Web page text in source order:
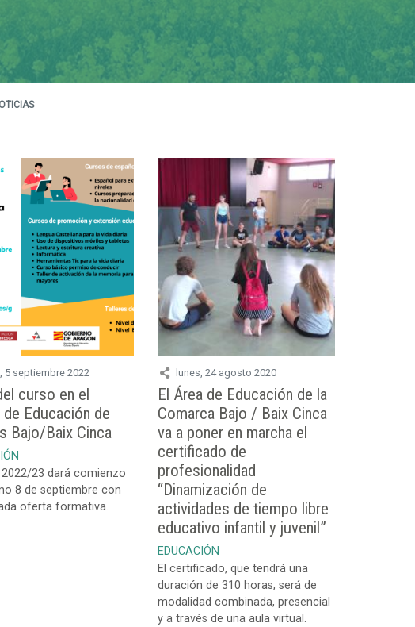
5 septiembre 2022
curso en el
de Educación de
Bajo/Baix Cinca
2022/23 dará comienzo
8 de septiembre con
oferta formativa.
lunes, 24 agosto 2020
El Área de Educación de la
Comarca Bajo / Baix Cinca
va a poner en marcha el
certificado de
profesionalidad
“Dinamización de
actividades de tiempo libre
educativo infantil y juvenil”
EDUCACIÓN
El certificado, que tendrá una
duración de 310 horas, será de
modalidad combinada, presencial
y a través de una aula virtual.